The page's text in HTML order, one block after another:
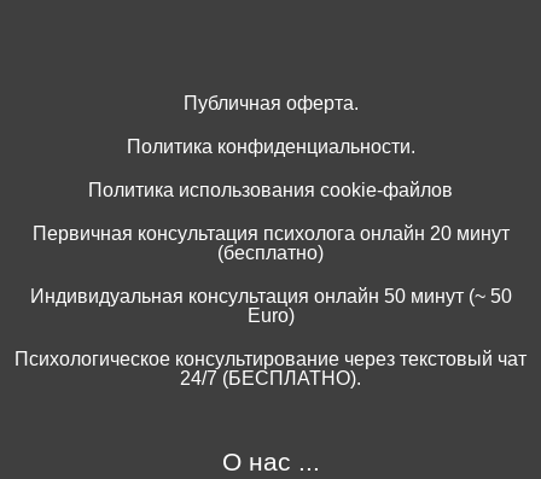
Публичная оферта.
Политика конфиденциальности.
Политика использования cookie-файлов
Первичная консультация психолога онлайн 20 минут
(бесплатно)
Индивидуальная консультация онлайн 50 минут (~ 50
Euro)
Психологическое консультирование через текстовый чат
24/7 (БЕСПЛАТНО).
О нас ...